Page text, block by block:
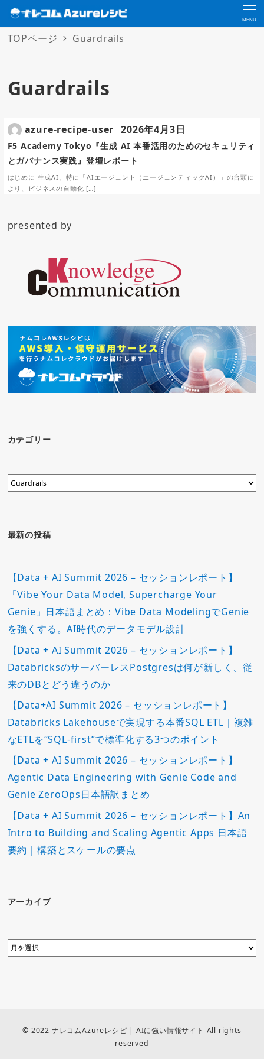
MENU
TOPページ Guardrails
Guardrails
F5 Academy Tokyo『生成 AI 本番活用のためのセキュリティ
とガバナンス実践』登壇レポート
はじめに 生成AI、特に「AIエージェント（エージェンティックAI）」の台頭に
より、ビジネスの自動化 […]
azure-recipe-user 2026年4月3日
presented by
カテゴリー
カ
テ
ー
最新の投稿
【Data + AI Summit 2026 – セッションレポート】
「Vibe Your Data Model, Supercharge Your
Genie」日本語まとめ：Vibe Data ModelingでGenie
を強くする。AI時代のデータモデル設計
【Data + AI Summit 2026 – セッションレポート】
DatabricksのサーバーレスPostgresは何が新しく、従
来のDBとどう違うのか
【Data+AI Summit 2026 – セッションレポート】
Databricks Lakehouseで実現する本番SQL ETL｜複雑
なETLを“SQL-first”で標準化する3つのポイント
【Data + AI Summit 2026 – セッションレポート】
Agentic Data Engineering with Genie Code and
Genie ZeroOps日本語訳まとめ
【Data + AI Summit 2026 – セッションレポート】An
Intro to Building and Scaling Agentic Apps 日本語
要約｜構築とスケールの要点
アーカイブ
© 2022 ナレコムAzureレシピ | AIに強い情報サイト All rights
reserved